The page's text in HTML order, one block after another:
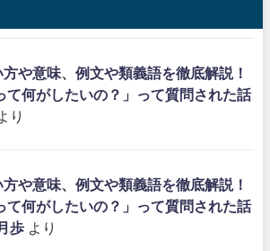
方や意味、例文や類義語を徹底解説！
て何がしたいの？」って質問された話
より
方や意味、例文や類義語を徹底解説！
て何がしたいの？」って質問された話
歩 より